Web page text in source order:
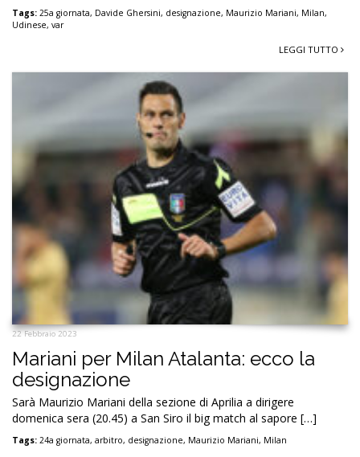
Tags: 25a giornata, Davide Ghersini, designazione, Maurizio Mariani, Milan,
Udinese, var
LEGGI TUTTO
22 Febbraio 2023
Mariani per Milan Atalanta: ecco la
designazione
Sarà Maurizio Mariani della sezione di Aprilia a dirigere
domenica sera (20.45) a San Siro il big match al sapore […]
Tags: 24a giornata, arbitro, designazione, Maurizio Mariani, Milan